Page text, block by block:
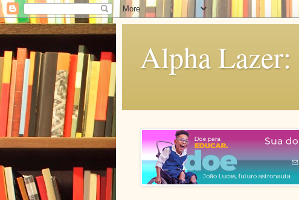
Alpha Lazer: